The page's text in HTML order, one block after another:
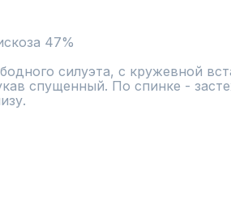
47%
силуэта, с кружевной
спущенный. По спинке -